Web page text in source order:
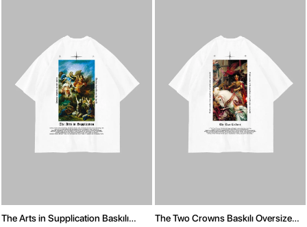
The Arts in Supplication Baskılı
The Two Crowns Baskılı Oversize